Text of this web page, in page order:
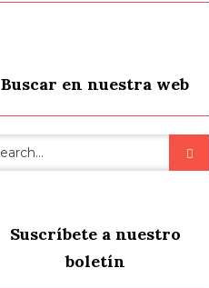
Buscar en nuestra web
Suscríbete a nuestro
boletín